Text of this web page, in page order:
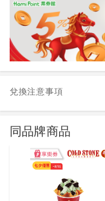
兌換注意事項
同品牌商品